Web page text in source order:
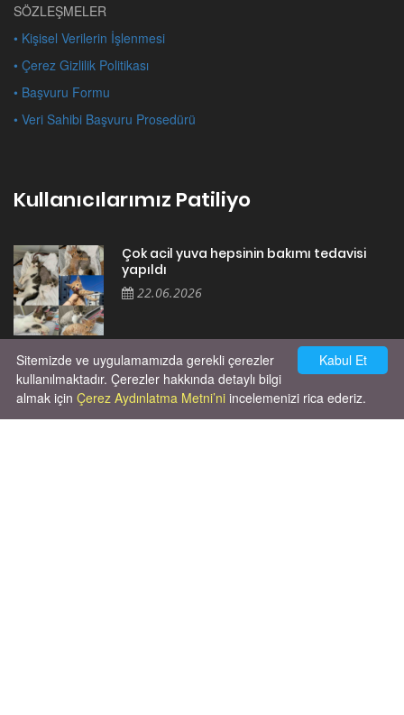
SÖZLEŞMELER
• Kişisel Verilerin İşlenmesi
• Çerez Gizlilik Politikası
• Başvuru Formu
• Veri Sahibi Başvuru Prosedürü
Kullanıcılarımız Patiliyo
Çok acil yuva hepsinin bakımı tedavisi
yapıldı
22.06.2026
Cok huysal asla tırmalama huyu yok yeni
kısırlastırdım tuvalet egitimi de var
kumundan baska yere ya...
02.03.2026
Kabul Et
Sitemizde ve uygulamamızda gerekli çerezler
kullanılmaktadır. Çerezler hakkında detaylı bilgi
almak için Çerez Aydınlatma Metni’ni incelemenizi rica ederiz.